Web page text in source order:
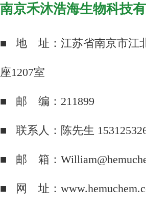
南京禾沐浩海生物科技
■ 地 址：江苏省南京市江
座1207室
■ 邮 编：211899
■ 联系人：陈先生
■ 邮 箱：
■ 网 址：